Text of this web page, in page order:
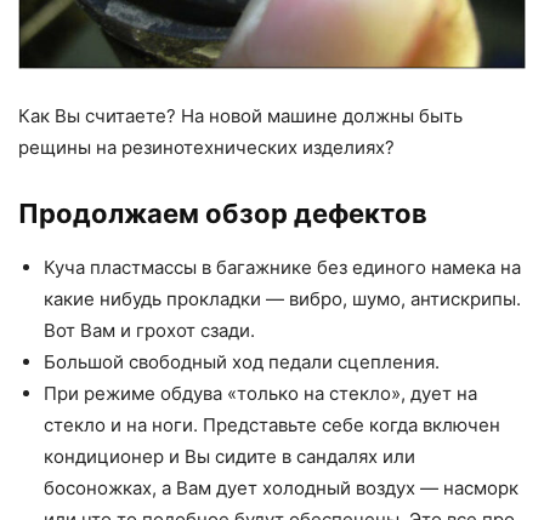
Как Вы считаете? На новой машине должны быть
рещины на резинотехнических изделиях?
Продолжаем обзор дефектов
Куча пластмассы в багажнике без единого намека на
какие нибудь прокладки — вибро, шумо, антискрипы.
Вот Вам и грохот сзади.
Большой свободный ход педали сцепления.
При режиме обдува «только на стекло», дует на
стекло и на ноги. Представьте себе когда включен
кондиционер и Вы сидите в сандалях или
босоножках, а Вам дует холодный воздух — насморк